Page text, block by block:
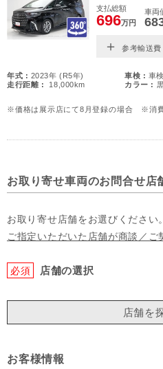
支払総額
696万円
車両
＋ 参考輸送費
年式 : 2023年 (R5年) 車検 : 車
走行距離 :
18,000km カラー :
※価格は展示店にて8月登録の場合 ※消
お取り寄せ車両のお問合せ店
お取り寄せ店舗をお選びください。
ご指定いただいた店舗が商談／ご
必須 店舗の選択
店舗を
お客様情報